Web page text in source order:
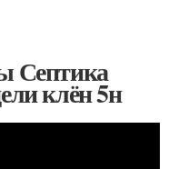
Септика
клён 5н